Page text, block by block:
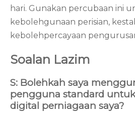
hari. Gunakan percubaan ini
kebolehgunaan perisian,
kebolehpercayaan
Soalan Lazim
S: Bolehkah saya
pengguna standard
digital perniagaan saya?